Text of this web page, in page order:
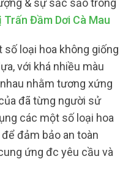
& sự sắc sảo trong
Đầm Dơi Cà Mau
loại hoa không giống
với khá nhiều màu
nhằm tương xứng
đã từng người sử
các một số loại hoa
đảm bảo an toàn
ứng đc yêu cầu và